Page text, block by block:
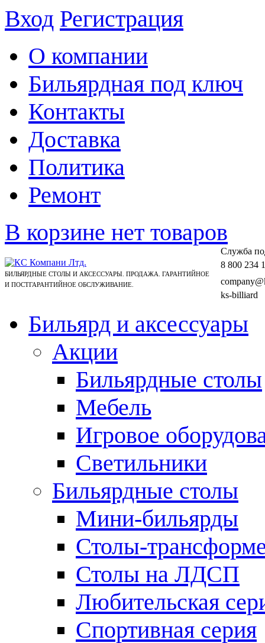
Вход Регистрация
О компании
Бильярдная под ключ
Контакты
Доставка
Политика
Ремонт
В корзине нет товаров
БИЛЬЯРДНЫЕ СТОЛЫ И АКСЕССУАРЫ. ПРОДАЖА. ГАРАНТИЙНОЕ
И ПОСТГАРАНТИЙНОЕ ОБСЛУЖИВАНИЕ.
Cлужба
8 800 234
ks-billiard
Бильярд и аксессуары
Акции
Бильярдные столы
Мебель
Игровое
Светильники
Бильярдные столы
Мини-бильярды
Столы-
Столы на ЛДСП
Любительская
Спортивная серия